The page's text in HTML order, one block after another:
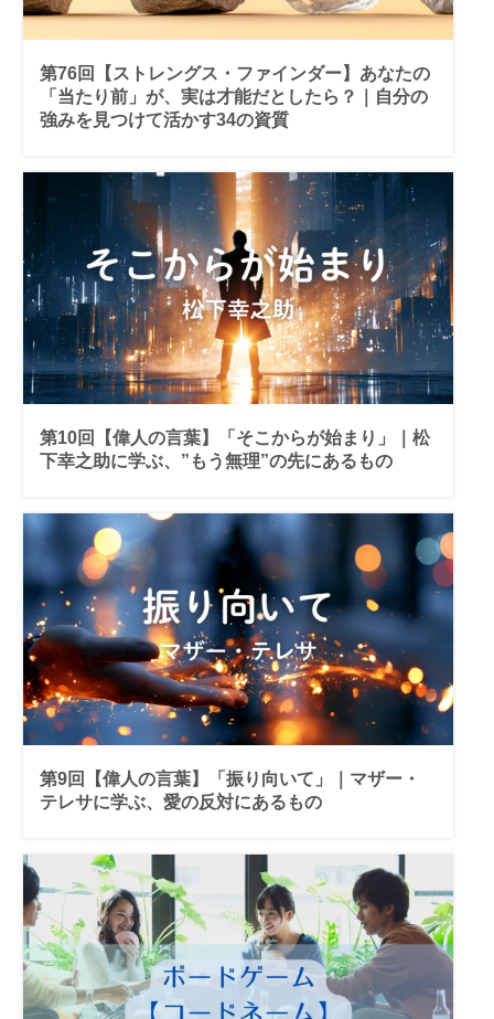
第76回【ストレングス・ファインダー】あなたの
「当たり前」が、実は才能だとしたら？｜自分の
強みを見つけて活かす34の資質
第10回【偉人の言葉】「そこからが始まり」｜松
下幸之助に学ぶ、”もう無理”の先にあるもの
第9回【偉人の言葉】「振り向いて」｜マザー・
テレサに学ぶ、愛の反対にあるもの